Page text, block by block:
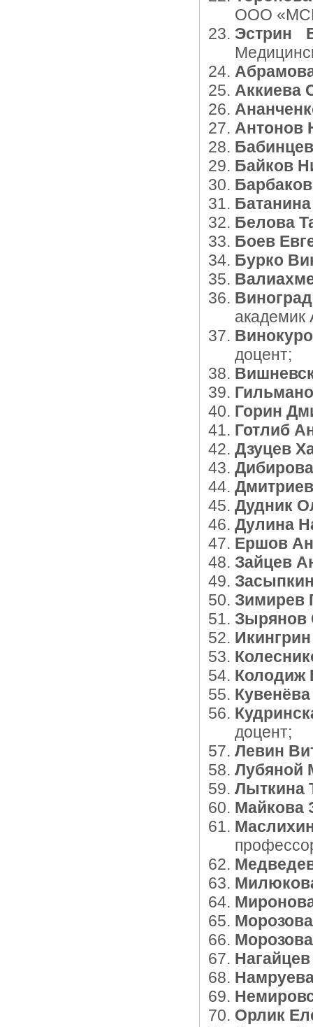
ООО
Эстрин
Аккиева
Антонов
Байков
Белова
Боев
Бурко
доцент;
Горин
Готлиб
Дзуцев
Дудник
Дулина
Ершов
Зайцев
Зимирев
Зырянов
Колодиж
доцент;
Левин
Лубяной
Лыткина
Майкова
Орлик